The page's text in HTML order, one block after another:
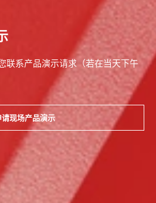
联系产品演示请求（若在当天下午
请现场产品演示